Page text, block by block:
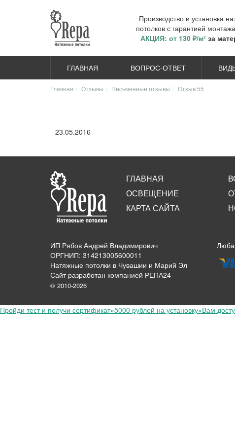
Производство и установка
потолков с гарантией
АКЦИЯ: от 130 ₽/м² за
ГЛАВНАЯ ВОПРОС-ОТВЕТ
Главная Отзывы Письменные отзывы Отзыв 55
23.05.2016
ГЛАВНАЯ
ОСВЕЩЕНИЕ
КАРТА САЙТА
ИП Рябов Андрей Владимирович
ОРГНИП: 314213005600011
Натяжные потолки в Чувашии и Марий Эл
Сайт разработан компанией РЕПА24
© 2010-2026
Пройди тест и получи сертификат«5000 рублей на установку»Вам